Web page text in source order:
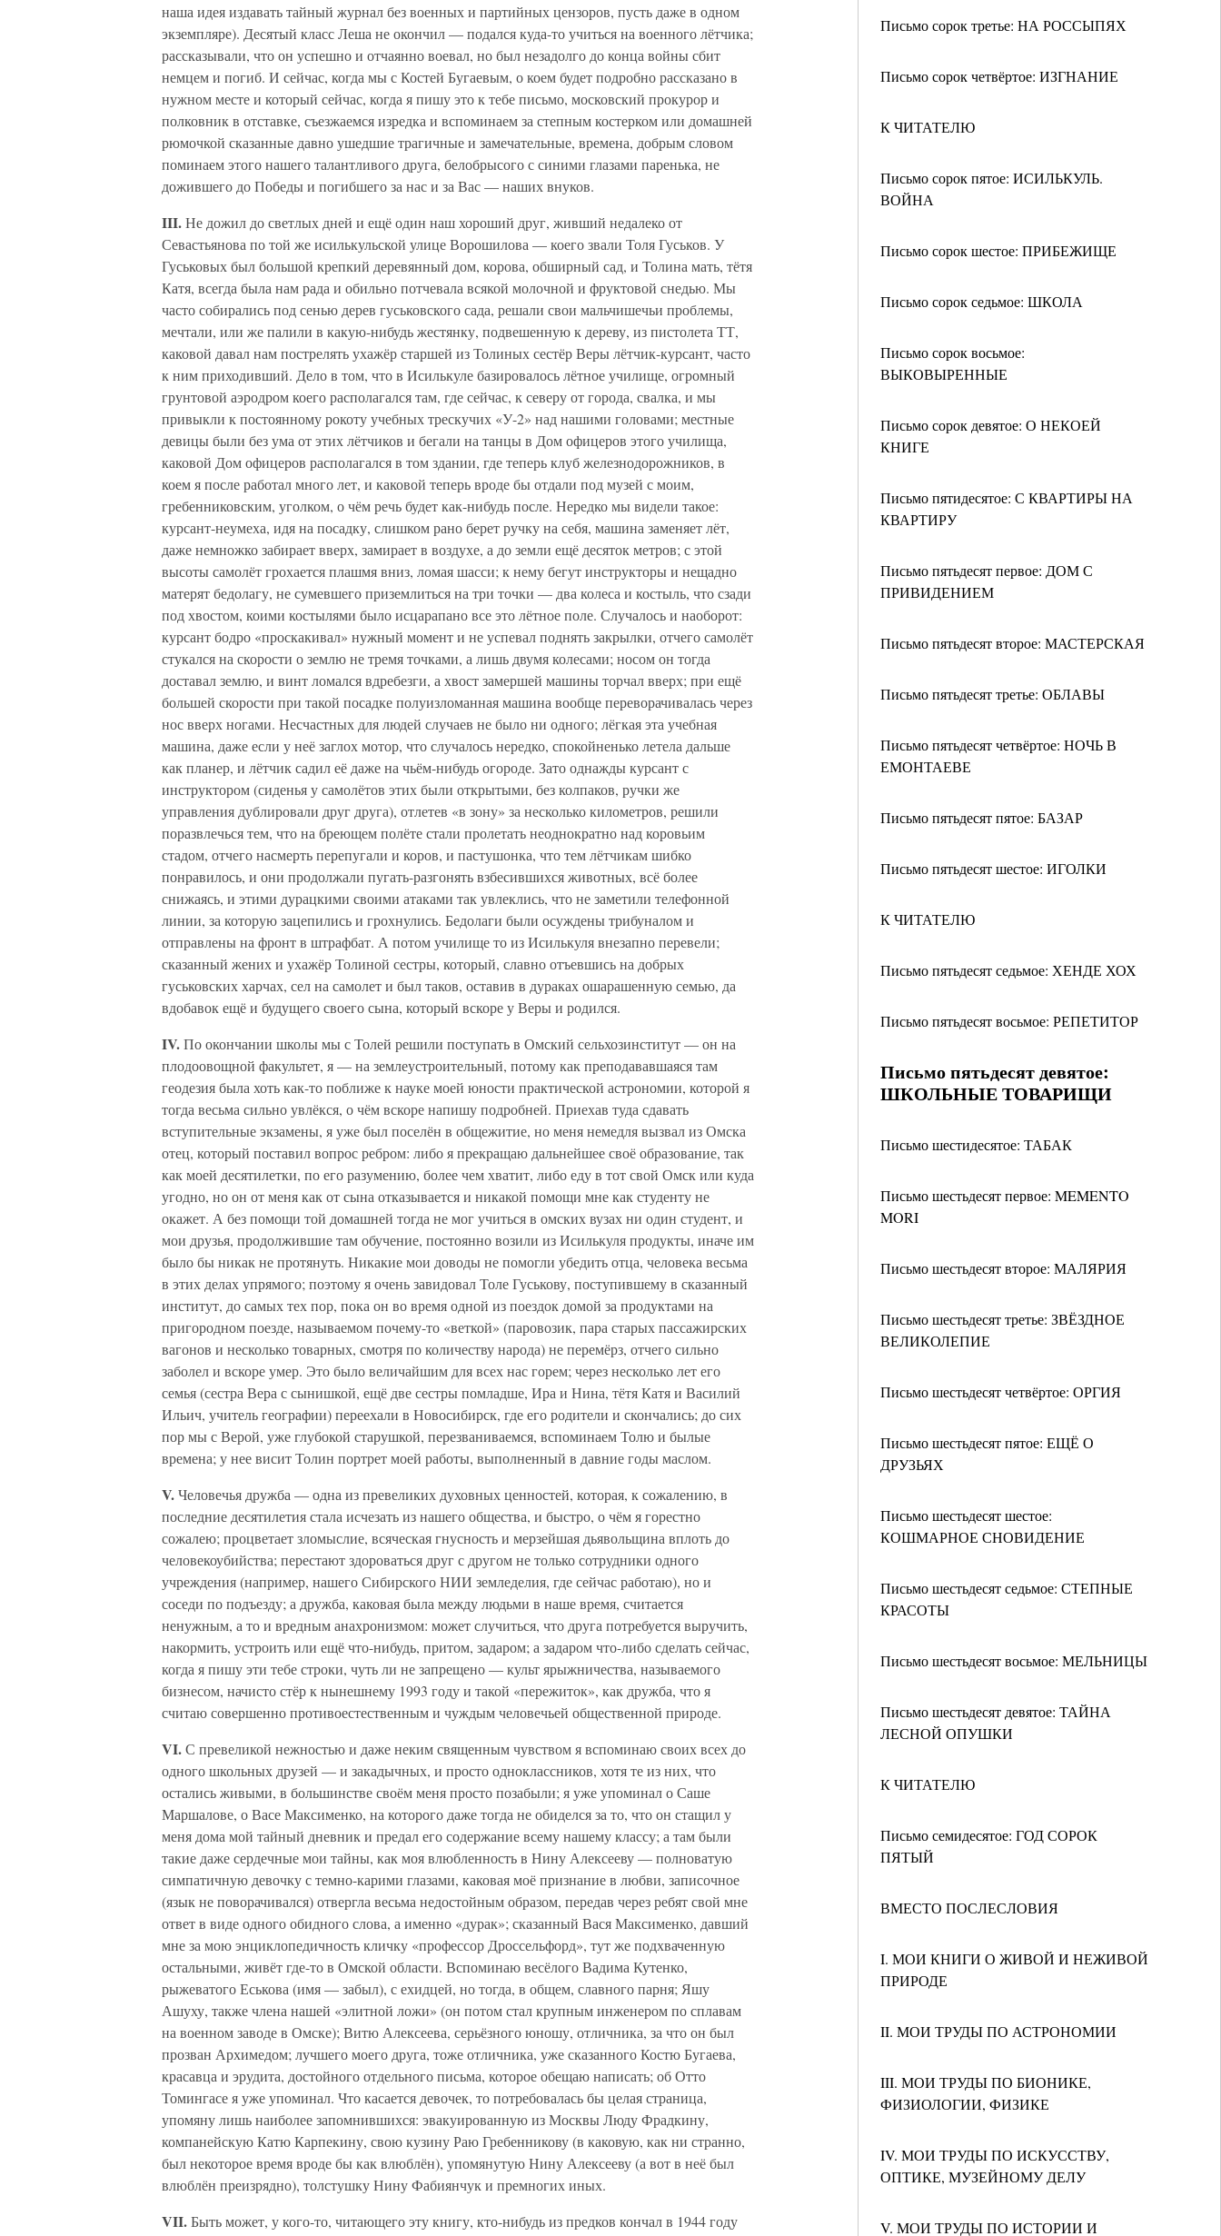
Письмо сорок третье: НА РОССЫПЯХ
Письмо сорок четвёртое: ИЗГНАНИЕ
К ЧИТАТЕЛЮ
Письмо сорок пятое: ИСИЛЬКУЛЬ.
ВОЙНА
Письмо сорок шестое: ПРИБЕЖИЩЕ
Письмо сорок седьмое: ШКОЛА
Письмо сорок восьмое:
ВЫКОВЫРЕННЫЕ
Письмо сорок девятое: О НЕКОЕЙ
КНИГЕ
Письмо пятидесятое: С КВАРТИРЫ НА
КВАРТИРУ
Письмо пятьдесят первое: ДОМ С
ПРИВИДЕНИЕМ
Письмо пятьдесят второе: МАСТЕРСКАЯ
Письмо пятьдесят третье: ОБЛАВЫ
Письмо пятьдесят четвёртое: НОЧЬ В
ЕМОНТАЕВЕ
Письмо пятьдесят пятое: БАЗАР
Письмо пятьдесят шестое: ИГОЛКИ
К ЧИТАТЕЛЮ
Письмо пятьдесят седьмое: ХЕНДЕ ХОХ
Письмо пятьдесят восьмое: РЕПЕТИТОР
Письмо пятьдесят девятое:
ШКОЛЬНЫЕ ТОВАРИЩИ
Письмо шестидесятое: ТАБАК
Письмо шестьдесят первое: MEMENTO
MORI
Письмо шестьдесят второе: МАЛЯРИЯ
Письмо шестьдесят третье: ЗВЁЗДНОЕ
ВЕЛИКОЛЕПИЕ
Письмо шестьдесят четвёртое: ОРГИЯ
Письмо шестьдесят пятое: ЕЩЁ О
ДРУЗЬЯХ
Письмо шестьдесят шестое:
КОШМАРНОЕ СНОВИДЕНИЕ
Письмо шестьдесят седьмое: СТЕПНЫЕ
КРАСОТЫ
Письмо шестьдесят восьмое: МЕЛЬНИЦЫ
Письмо шестьдесят девятое: ТАЙНА
ЛЕСНОЙ ОПУШКИ
К ЧИТАТЕЛЮ
Письмо семидесятое: ГОД СОРОК
ПЯТЫЙ
ВМЕСТО ПОСЛЕСЛОВИЯ
I. МОИ КНИГИ О ЖИВОЙ И НЕЖИВОЙ
ПРИРОДЕ
II. МОИ ТРУДЫ ПО АСТРОНОМИИ
III. МОИ ТРУДЫ ПО БИОНИКЕ,
ФИЗИОЛОГИИ, ФИЗИКЕ
IV. МОИ ТРУДЫ ПО ИСКУССТВУ,
ОПТИКЕ, МУЗЕЙНОМУ ДЕЛУ
V. МОИ ТРУДЫ ПО ИСТОРИИ И
наша идея издавать тайный журнал без военных и партийных цензоров, пусть даже в одном
экземпляре). Десятый класс Леша не окончил — подался куда-то учиться на военного лётчика;
рассказывали, что он успешно и отчаянно воевал, но был незадолго до конца войны сбит
немцем и погиб. И сейчас, когда мы с Костей Бугаевым, о коем будет подробно рассказано в
нужном месте и который сейчас, когда я пишу это к тебе письмо, московский прокурор и
полковник в отставке, съезжаемся изредка и вспоминаем за степным костерком или домашней
рюмочкой сказанные давно ушедшие трагичные и замечательные, времена, добрым словом
поминаем этого нашего талантливого друга, белобрысого с синими глазами паренька, не
дожившего до Победы и погибшего за нас и за Вас — наших внуков.
III.Не дожил до светлых дней и ещё один наш хороший друг, живший недалеко от
Севастьянова по той же исилькульской улице Ворошилова — коего звали Толя Гуськов. У
Гуськовых был большой крепкий деревянный дом, корова, обширный сад, и Толина мать, тётя
Катя, всегда была нам рада и обильно потчевала всякой молочной и фруктовой снедью. Мы
часто собирались под сенью дерев гуськовского сада, решали свои мальчишечьи проблемы,
мечтали, или же палили в какую-нибудь жестянку, подвешенную к дереву, из пистолета ТТ,
каковой давал нам пострелять ухажёр старшей из Толиных сестёр Веры лётчик-курсант, часто
к ним приходивший. Дело в том, что в Исилькуле базировалось лётное училище, огромный
грунтовой аэродром коего располагался там, где сейчас, к северу от города, свалка, и мы
привыкли к постоянному рокоту учебных трескучих «У-2» над нашими головами; местные
девицы были без ума от этих лётчиков и бегали на танцы в Дом офицеров этого училища,
каковой Дом офицеров располагался в том здании, где теперь клуб железнодорожников, в
коем я после работал много лет, и каковой теперь вроде бы отдали под музей с моим,
гребенниковским, уголком, о чём речь будет как-нибудь после. Нередко мы видели такое:
курсант-неумеха, идя на посадку, слишком рано берет ручку на себя, машина заменяет лёт,
даже немножко забирает вверх, замирает в воздухе, а до земли ещё десяток метров; с этой
высоты самолёт грохается плашмя вниз, ломая шасси; к нему бегут инструкторы и нещадно
матерят бедолагу, не сумевшего приземлиться на три точки — два колеса и костыль, что сзади
под хвостом, коими костылями было исцарапано все это лётное поле. Случалось и наоборот:
курсант бодро «проскакивал» нужный момент и не успевал поднять закрылки, отчего самолёт
стукался на скорости о землю не тремя точками, а лишь двумя колесами; носом он тогда
доставал землю, и винт ломался вдребезги, а хвост замершей машины торчал вверх; при ещё
большей скорости при такой посадке полуизломанная машина вообще переворачивалась через
нос вверх ногами. Несчастных для людей случаев не было ни одного; лёгкая эта учебная
машина, даже если у неё заглох мотор, что случалось нередко, спокойненько летела дальше
как планер, и лётчик садил её даже на чьём-нибудь огороде. Зато однажды курсант с
инструктором (сиденья у самолётов этих были открытыми, без колпаков, ручки же
управления дублировали друг друга), отлетев «в зону» за несколько километров, решили
поразвлечься тем, что на бреющем полёте стали пролетать неоднократно над коровьим
стадом, отчего насмерть перепугали и коров, и пастушонка, что тем лётчикам шибко
понравилось, и они продолжали пугать-разгонять взбесившихся животных, всё более
снижаясь, и этими дурацкими своими атаками так увлеклись, что не заметили телефонной
линии, за которую зацепились и грохнулись. Бедолаги были осуждены трибуналом и
отправлены на фронт в штрафбат. А потом училище то из Исилькуля внезапно перевели;
сказанный жених и ухажёр Толиной сестры, который, славно отъевшись на добрых
гуськовских харчах, сел на самолет и был таков, оставив в дураках ошарашенную семью, да
вдобавок ещё и будущего своего сына, который вскоре у Веры и родился.
IV.По окончании школы мы с Толей решили поступать в Омский сельхозинститут — он на
плодоовощной факультет, я — на землеустроительный, потому как преподававшаяся там
геодезия была хоть как-то поближе к науке моей юности практической астрономии, которой я
тогда весьма сильно увлёкся, о чём вскоре напишу подробней. Приехав туда сдавать
вступительные экзамены, я уже был поселён в общежитие, но меня немедля вызвал из Омска
отец, который поставил вопрос ребром: либо я прекращаю дальнейшее своё образование, так
как моей десятилетки, по его разумению, более чем хватит, либо еду в тот свой Омск или куда
угодно, но он от меня как от сына отказывается и никакой помощи мне как студенту не
окажет. А без помощи той домашней тогда не мог учиться в омских вузах ни один студент, и
мои друзья, продолжившие там обучение, постоянно возили из Исилькуля продукты, иначе им
было бы никак не протянуть. Никакие мои доводы не помогли убедить отца, человека весьма
в этих делах упрямого; поэтому я очень завидовал Толе Гуськову, поступившему в сказанный
институт, до самых тех пор, пока он во время одной из поездок домой за продуктами на
пригородном поезде, называемом почему-то «веткой» (паровозик, пара старых пассажирских
вагонов и несколько товарных, смотря по количеству народа) не перемёрз, отчего сильно
заболел и вскоре умер. Это было величайшим для всех нас горем; через несколько лет его
семья (сестра Вера с сынишкой, ещё две сестры помладше, Ира и Нина, тётя Катя и Василий
Ильич, учитель географии) переехали в Новосибирск, где его родители и скончались; до сих
пор мы с Верой, уже глубокой старушкой, перезваниваемся, вспоминаем Толю и былые
времена; у нее висит Толин портрет моей работы, выполненный в давние годы маслом.
V.Человечья дружба — одна из превеликих духовных ценностей, которая, к сожалению, в
последние десятилетия стала исчезать из нашего общества, и быстро, о чём я горестно
сожалею; процветает зломыслие, всяческая гнусность и мерзейшая дьявольщина вплоть до
человекоубийства; перестают здороваться друг с другом не только сотрудники одного
учреждения (например, нашего Сибирского НИИ земледелия, где сейчас работаю), но и
соседи по подъезду; а дружба, каковая была между людьми в наше время, считается
ненужным, а то и вредным анахронизмом: может случиться, что друга потребуется выручить,
накормить, устроить или ещё что-нибудь, притом, задаром; а задаром что-либо сделать сейчас,
когда я пишу эти тебе строки, чуть ли не запрещено — культ ярыжничества, называемого
бизнесом, начисто стёр к нынешнему 1993 году и такой «пережиток», как дружба, что я
считаю совершенно противоестественным и чуждым человечьей общественной природе.
VI.С превеликой нежностью и даже неким священным чувством я вспоминаю своих всех до
одного школьных друзей — и закадычных, и просто одноклассников, хотя те из них, что
остались живыми, в большинстве своём меня просто позабыли; я уже упоминал о Саше
Маршалове, о Васе Максименко, на которого даже тогда не обиделся за то, что он стащил у
меня дома мой тайный дневник и предал его содержание всему нашему классу; а там были
такие даже сердечные мои тайны, как моя влюбленность в Нину Алексееву — полноватую
симпатичную девочку с темно-карими глазами, каковая моё признание в любви, записочное
(язык не поворачивался) отвергла весьма недостойным образом, передав через ребят свой мне
ответ в виде одного обидного слова, а именно «дурак»; сказанный Вася Максименко, давший
мне за мою энциклопедичность кличку «профессор Дроссельфорд», тут же подхваченную
остальными, живёт где-то в Омской области. Вспоминаю весёлого Вадима Кутенко,
рыжеватого Еськова (имя — забыл), с ехидцей, но тогда, в общем, славного парня; Яшу
Ашуху, также члена нашей «элитной ложи» (он потом стал крупным инженером по сплавам
на военном заводе в Омске); Витю Алексеева, серьёзного юношу, отличника, за что он был
прозван Архимедом; лучшего моего друга, тоже отличника, уже сказанного Костю Бугаева,
красавца и эрудита, достойного отдельного письма, которое обещаю написать; об Отто
Томингасе я уже упоминал. Что касается девочек, то потребовалась бы целая страница,
упомяну лишь наиболее запомнившихся: эвакуированную из Москвы Люду Фрадкину,
компанейскую Катю Карпекину, свою кузину Раю Гребенникову (в каковую, как ни странно,
был некоторое время вроде бы как влюблён), упомянутую Нину Алексееву (а вот в неё был
влюблён преизрядно), толстушку Нину Фабиянчук и премногих иных.
VII.Быть может, у кого-то, читающего эту книгу, кто-нибудь из предков кончал в 1944 году